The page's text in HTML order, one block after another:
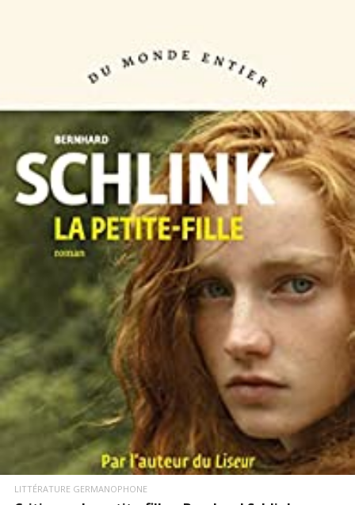
LIRE LA SUITE
LITTÉRATURE GERMANOPHONE